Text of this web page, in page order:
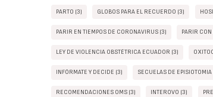
PARTO (3) GLOBOS PARA EL RECUERDO (3)
PARIR EN TIEMPOS DE CORONAVIRUS (3) PARIR
LEY DE VIOLENCIA OBSTÉTRICA ECUADOR (3)
INFÓRMATE Y DECIDE (3) SECUELAS DE EPISIOTOMIA
RECOMENDACIONES OMS (3) INTEROVO (3)